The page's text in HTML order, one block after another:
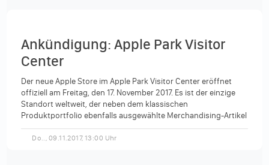
Ankündigung: Apple Park Visitor
Center
Der neue Apple Store im Apple Park Visitor Center eröffnet
offiziell am Freitag, den 17. November 2017. Es ist der einzige
Standort weltweit, der neben dem klassischen
Produktportfolio ebenfalls ausgewählte Merchandising-Artikel
anbietet—darunter...
Do.., 09.11.2017, 13:00 Uhr